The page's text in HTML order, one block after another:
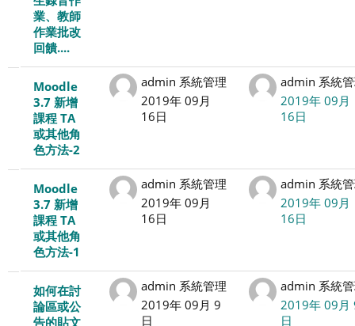
す。
業、教師
作業批改
回饋....
Moodle
3.7 新增
課程 TA
或其他角
色方法-2
admin 系統管理
2019年 09月
16日
admin 系統
2019年 09月
16日
Moodle
3.7 新增
課程 TA
或其他角
色方法-1
admin 系統管理
2019年 09月
16日
admin 系統
2019年 09月
16日
如何在討
論區或公
告的貼文
admin 系統管理
2019年 09月 9
日
admin 系統
2019年 09月
日